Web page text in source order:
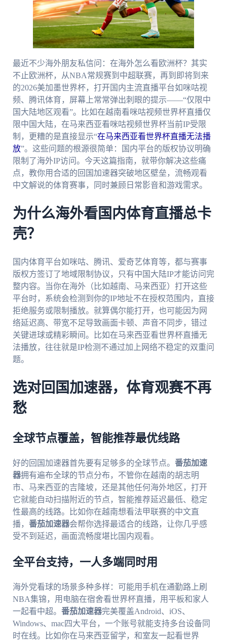
最近不少海外朋友私信问：在海外怎么看欧洲杯？其实
不止欧洲杯，从NBA常规赛到中超联赛，再到即将到来
的2026美加墨世界杯，打开国内主流直播平台如咪咕视
频、腾讯体育，屏幕上常常弹出刺眼的提示——“仅限中
国大陆地区观看”。比如在越南看咪咕视频世界杯直播仅
限中国大陆，在马来西亚看咪咕视频世界杯当前IP受限
制，更糟的是直接显示“在马来西亚看世界杯直播无法播
放”。这些问题的根源很简单：国内平台的版权协议明确
限制了海外IP访问。今天这篇指南，就带你解决这些痛
点，教你用合适的回国加速器突破地区壁垒，流畅观看
中文解说的体育赛事，同时兼顾日常影音和游戏需求。
为什么海外看国内体育直播总卡
壳？
国内体育平台如咪咕、腾讯、爱奇艺体育等，都与赛事
版权方签订了地域限制协议，只有中国大陆IP才能访问完
整内容。当你在海外（比如越南、马来西亚）打开这些
平台时，系统会检测到你的IP地址不在授权范围内，直接
拒绝服务或限制播放。就算偶尔能打开，也可能因为网
络延迟高、带宽不足导致画面卡顿、声音不同步，错过
关键进球或精彩瞬间。比如在马来西亚看世界杯直播无
法播放，往往就是IP检测不通过加上网络不稳定的双重问
题。
选对回国加速器，体育观赛不再
愁
全球节点覆盖，智能推荐最优线路
好的回国加速器首先要有足够多的全球节点。 番茄加速
器拥有遍布全球的节点分布，不管你在越南的胡志明
市、马来西亚的吉隆坡，还是其他任何海外地区，打开
它就能自动扫描附近的节点，智能推荐延迟最低、稳定
性最高的线路。比如你在越南想看法甲联赛的中文直
播， 番茄加速器会帮你选择最适合的线路，让你几乎感
受不到延迟，画面流畅度堪比国内观看。
全平台支持，一人多端同时用
海外党看球的场景多种多样：可能用手机在通勤路上刷
NBA集锦，用电脑在宿舍看世界杯直播，用平板和家人
一起看中超。 番茄加速器完美覆盖Android、iOS、
Windows、mac四大平台，一个账号就能支持多台设备同
时在线。比如你在马来西亚留学，和室友一起看世界